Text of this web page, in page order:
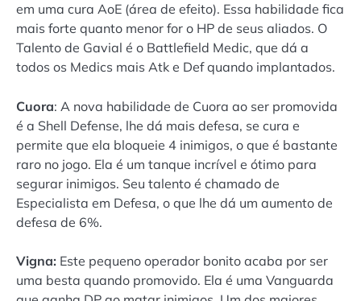
em uma cura AoE (área de efeito). Essa habilidade fica
mais forte quanto menor for o HP de seus aliados. O
Talento de Gavial é o Battlefield Medic, que dá a
todos os Medics mais Atk e Def quando implantados.
Cuora: A nova habilidade de Cuora ao ser promovida
é a Shell Defense, lhe dá mais defesa, se cura e
permite que ela bloqueie 4 inimigos, o que é bastante
raro no jogo. Ela é um tanque incrível e ótimo para
segurar inimigos. Seu talento é chamado de
Especialista em Defesa, o que lhe dá um aumento de
defesa de 6%.
Vigna: Este pequeno operador bonito acaba por ser
uma besta quando promovido. Ela é uma Vanguarda